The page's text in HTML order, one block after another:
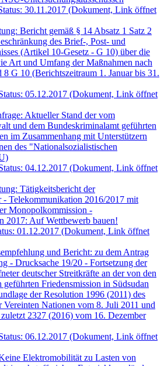
30.11.2017 (Dokument, Link öffnet
Bericht gemäß § 14 Absatz 1 Satz 2
des Brief-, Post- und
(Artikel 10-Gesetz - G 10) über die
Art und Umfang der Maßnahmen nach
8 G 10 (Berichtszeitraum 1. Januar bis 31.
05.12.2017 (Dokument, Link öffnet
Aktueller Stand der vom
und dem Bundeskriminalamt geführten
im Zusammenhang mit Unterstützern
des "Nationalsozialistischen
04.12.2017 (Dokument, Link öffnet
Tätigkeitsbericht der
- Telekommunikation 2016/2017 mit
Monopolkommission -
2017: Auf Wettbewerb bauen!
01.12.2017 (Dokument, Link öffnet
und Bericht: zu dem Antrag
- Drucksache 19/20 - Fortsetzung der
deutscher Streitkräfte an der von den
geführten Friedensmission in Südsudan
der Resolution 1996 (2011) des
Vereinten Nationen vom 8. Juli 2011 und
2327 (2016) vom 16. Dezember
06.12.2017 (Dokument, Link öffnet
Elektromobilität zu Lasten von